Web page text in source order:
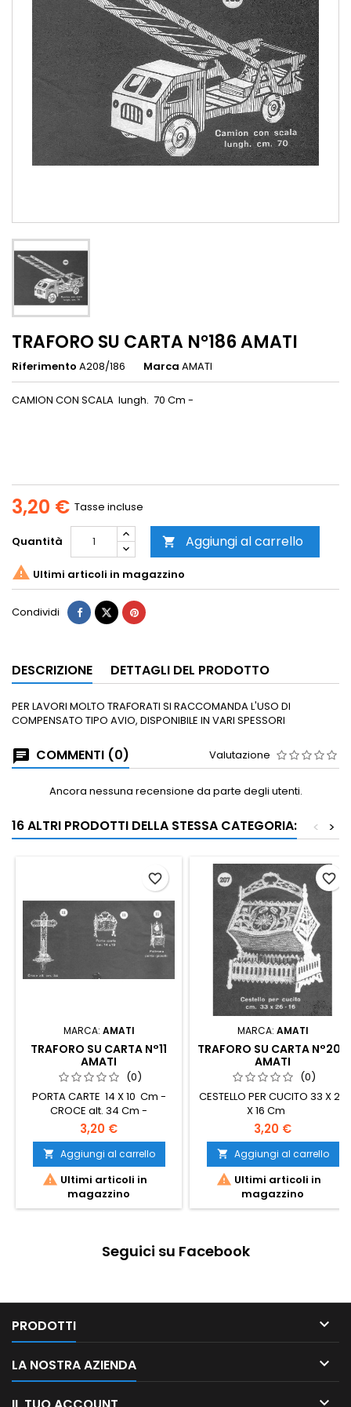
TRAFORO SU CARTA N°186 AMATI
Riferimento A208/186 Marca AMATI
CAMION CON SCALA lungh. 70 Cm -
3,20 € Tasse incluse
Quantità  Aggiungi al carrello
 Ultimi articoli in magazzino
Condividi
DESCRIZIONE DETTAGLI DEL PRODOTTO
PER LAVORI MOLTO TRAFORATI SI RACCOMANDA L'USO DI
COMPENSATO TIPO AVIO, DISPONIBILE IN VARI SPESSORI
COMMENTI (0) Valutazione
Ancora nessuna recensione da parte degli utenti.
16 ALTRI PRODOTTI DELLA STESSA CATEGORIA: >
<
MARCA: AMATI
TRAFORO SU CARTA N°11
AMATI
(0)
PORTA CARTE 14 X 10 Cm -
CROCE alt. 34 Cm -
POLTRONA PORTAGIOIELLI -
3,20 €
 Aggiungi al carrello
 Ultimi articoli in
magazzino
favorite_border
MARCA: AMATI
TRAFORO SU CARTA N°207
AMATI
(0)
CESTELLO PER CUCITO 33 X 26
X 16 Cm
3,20 €
 Aggiungi al carrello
 Ultimi articoli in
magazzino
favorite_border
Seguici su Facebook
PRODOTTI 
LA NOSTRA AZIENDA 